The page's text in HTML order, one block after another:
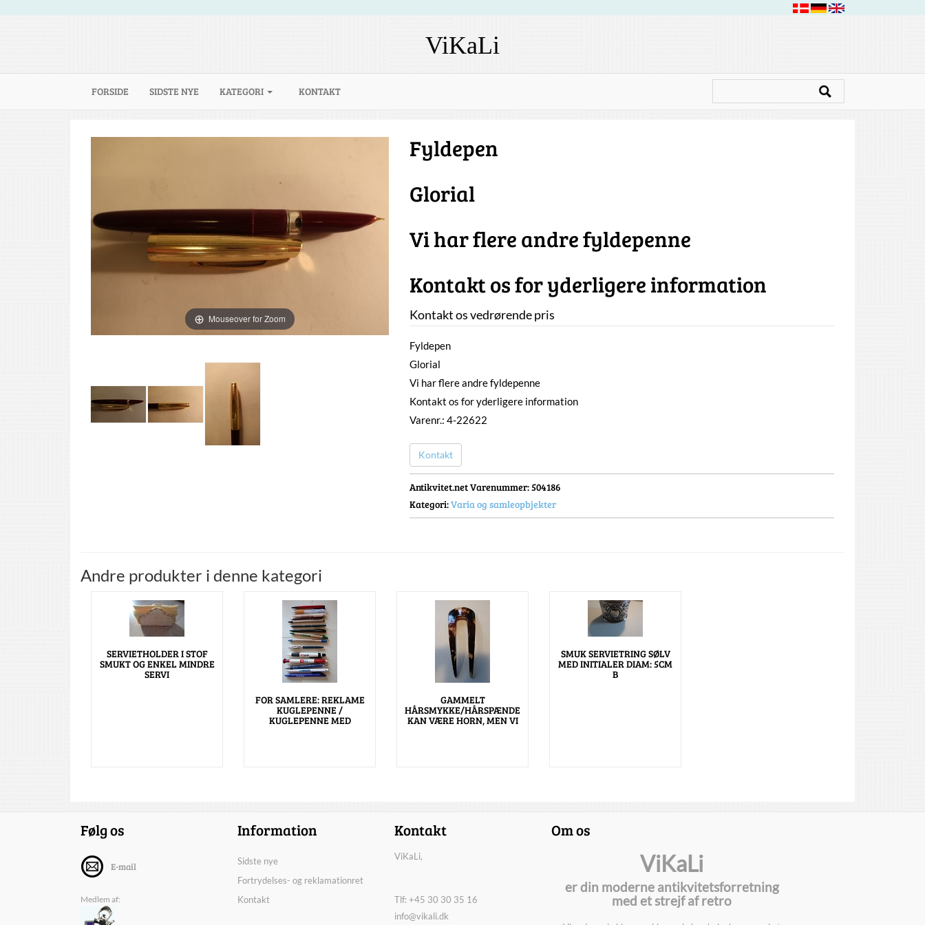
ViKaLi
FORSIDE (CURRENT)
SIDSTE NYE KATEGORI KONTAKT
Mouseover for Zoom
Fyldepen
Glorial
Vi har flere andre fyldepenne
Kontakt os for yderligere information
Kontakt os vedrørende pris
Fyldepen
Glorial
Vi har flere andre fyldepenne
Kontakt os for yderligere information
Varenr.: 4-22622
Kontakt
Antikvitet.net Varenummer: 504186
Kategori:Varia og samleopbjekter
Andre produkter i denne kategori
SERVIETHOLDER I STOF
SMUKT OG ENKEL MINDRE
SERVI
FOR SAMLERE: REKLAME
KUGLEPENNE /
KUGLEPENNE MED
GAMMELT
HÅRSMYKKE/HÅRSPÆNDE
KAN VÆRE HORN, MEN VI
SMUK SERVIETRING SØLV
MED INITIALER DIAM: 5CM
B
Følg os
E-mail
Medlem af:
Information
Sidste nye
Fortrydelses- og reklamationret
Kontakt
Kontakt
ViKaLi,
Tlf: +45 30 30 35 16
info@vikali.dk
Om os
ViKaLi
er din moderne antikvitetsforretning
med et strejf af retro